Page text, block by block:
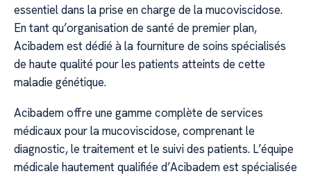
essentiel dans la prise en charge de la mucoviscidose.
En tant qu’organisation de santé de premier plan,
Acibadem est dédié à la fourniture de soins spécialisés
de haute qualité pour les patients atteints de cette
maladie génétique.
Acibadem offre une gamme complète de services
médicaux pour la mucoviscidose, comprenant le
diagnostic, le traitement et le suivi des patients. L’équipe
médicale hautement qualifiée d’Acibadem est spécialisée